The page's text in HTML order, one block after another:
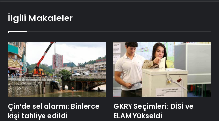
İlgili Makaleler
Çin’de sel alarmı: Binlerce
kişi tahliye edildi
GKRY Seçimleri: DİSİ ve
ELAM Yükseldi